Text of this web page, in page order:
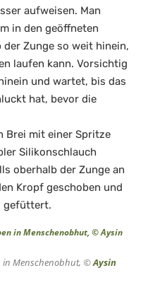
aufweisen. Man
in den geöffneten
Zunge so weit hinein,
laufen kann. Vorsichtig
und wartet, bis das
hat, bevor die
Brei mit einer Spritze
Silikonschlauch
oberhalb der Zunge an
Kropf geschoben und
gefüttert.
in Menschenobhut, ©Aysin